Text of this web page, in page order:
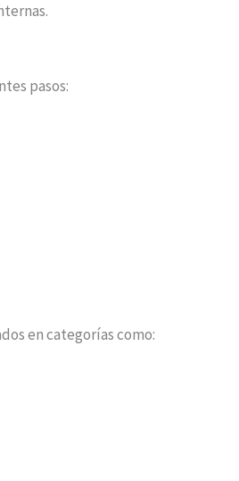
pasos:
en categorías como: